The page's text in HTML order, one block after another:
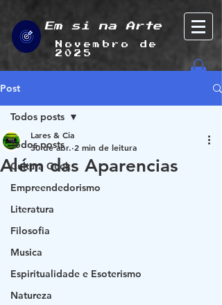
Em si na Arte
Novembro de
2025
Post
Todos posts
Cultura Geek
Empreendedorismo
Literatura
Filosofia
Musica
Espiritualidade e Esoterismo
Natureza
Todos posts
Além das Aparencias
Lares & Cia
30 de abr. 2 min de leitura